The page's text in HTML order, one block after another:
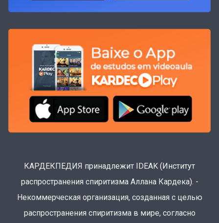
КАРДЕКПЕДИЯ принадлежит IDEAK (Институт
распространения спиритизма Аллана Кардека). -
Некоммерческая организация, созданная с целью
распространения спиритизма в мире, согласно